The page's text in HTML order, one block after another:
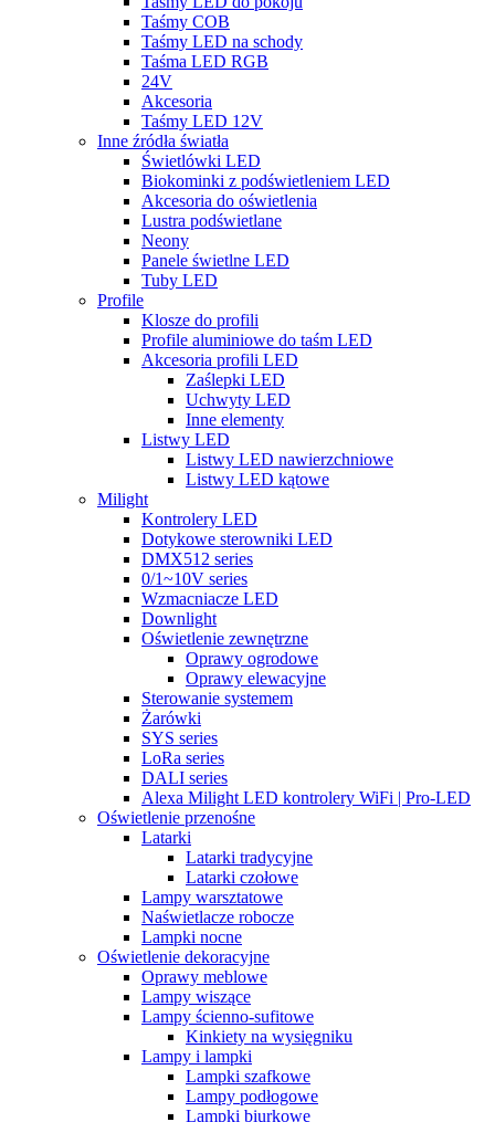
Taśmy COB
Taśmy LED na schody
Taśma LED RGB
24V
Akcesoria
Taśmy LED 12V
Inne źródła światła
Świetlówki LED
Biokominki z podświetleniem LED
Akcesoria do oświetlenia
Lustra podświetlane
Neony
Panele świetlne LED
Tuby LED
Profile
Klosze do profili
Profile aluminiowe do taśm LED
Akcesoria profili LED
Zaślepki LED
Uchwyty LED
Inne elementy
Listwy LED
Listwy LED nawierzchniowe
Listwy LED kątowe
Milight
Kontrolery LED
Dotykowe sterowniki LED
DMX512 series
0/1~10V series
Wzmacniacze LED
Downlight
Oświetlenie zewnętrzne
Oprawy ogrodowe
Oprawy elewacyjne
Sterowanie systemem
Żarówki
SYS series
LoRa series
DALI series
Alexa Milight LED kontrolery WiFi | Pro-LED
Oświetlenie przenośne
Latarki
Latarki tradycyjne
Latarki czołowe
Lampy warsztatowe
Naświetlacze robocze
Lampki nocne
Oświetlenie dekoracyjne
Oprawy meblowe
Lampy wiszące
Lampy ścienno-sufitowe
Kinkiety na wysięgniku
Lampy i lampki
Lampki szafkowe
Lampy podłogowe
Lampki biurkowe